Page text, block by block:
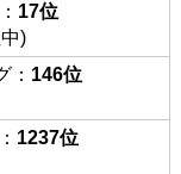
17位
)
： 146位
1237位